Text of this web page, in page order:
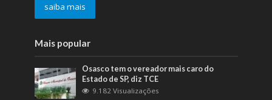
saiba mais
Mais popular
Osasco tem o vereador mais caro do
Estado de SP, diz TCE
9.182 Visualizações